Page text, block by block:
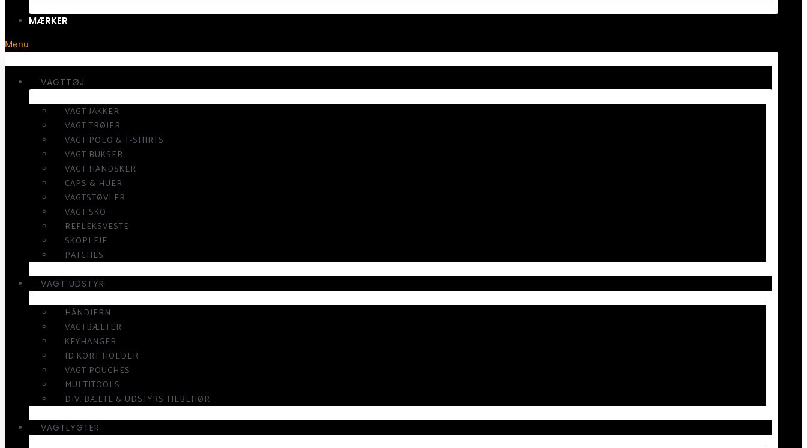
MÆRKER
Menu
VAGTTØJ
VAGT JAKKER
VAGT TRØJER
VAGT POLO & T-SHIRTS
VAGT BUKSER
VAGT HANDSKER
CAPS & HUER
VAGTSTØVLER
VAGT SKO
REFLEKSVESTE
SKOPLEJE
PATCHES
VAGT UDSTYR
HÅNDJERN
VAGTBÆLTER
KEYHANGER
ID KORT HOLDER
VAGT POUCHES
MULTITOOLS
DIV. BÆLTE & UDSTYRS TILBEHØR
VAGTLYGTER